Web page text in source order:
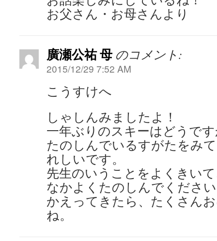
お父さん・お母さんより
廣瀬公祐 母 のコメント:
2015/12/29 7:52 AM
こうすけへ
しゃしんみましたよ！
一年ぶりのスキーはどうで
たのしんでいるすがたをみ
れしいです。
先生のいうことをよくきい
なかよくたのしんでくださ
かえってきたら、たくさん
ね。